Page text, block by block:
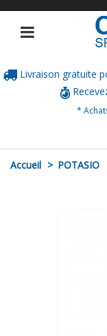
Livraison gratuite
*
Accueil > POTASIO